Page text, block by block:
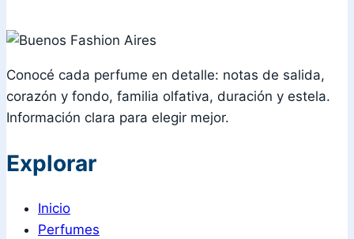
Conocé cada perfume en detalle: notas de salida,
corazón y fondo, familia olfativa, duración y estela.
Información clara para elegir mejor.
Explorar
Inicio
Perfumes